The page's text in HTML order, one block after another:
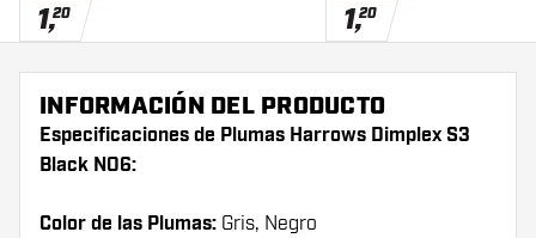
1,20 1,20
INFORMACIÓN DEL PRODUCTO
Especificaciones de Plumas Harrows Dimplex S3
Black NO6:
Color de las Plumas: Gris, Negro